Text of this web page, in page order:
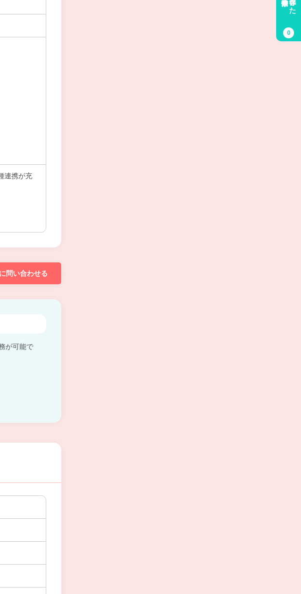
連携が充
問い合わせる
が可能で
0